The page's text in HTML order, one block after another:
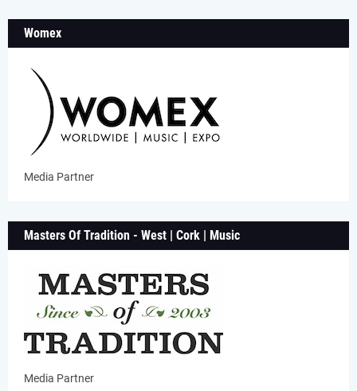
Womex
Media Partner
Masters Of Tradition - West | Cork | Music
Media Partner